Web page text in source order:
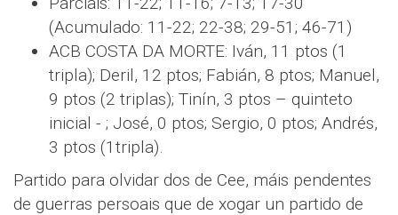
(Acumulado: 11-22; 22-38; 29-51; 46-71)
ACB COSTA DA MORTE: Iván, 11 ptos (1
tripla); Deril, 12 ptos; Fabián, 8 ptos; Manuel,
9 ptos (2 triplas); Tinín, 3 ptos – quinteto
inicial - ; José, 0 ptos; Sergio, 0 ptos; Andrés,
3 ptos (1tripla).
Partido para olvidar dos de Cee, máis pendentes
de guerras persoais que de xogar un partido de